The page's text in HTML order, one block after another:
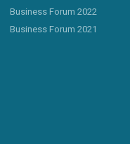
Business Forum 2022
Business Forum 2021